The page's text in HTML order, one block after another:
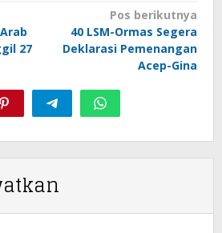
27
Pos berikutnya
40 LSM-Ormas Segera
Deklarasi Pemenangan
Acep-Gina